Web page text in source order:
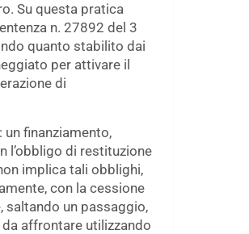
Su questa pratica
n. 27892 del 3
quanto stabilito dai
per attivare il
di
finanziamento,
l’obbligo di restituzione
implica tali obblighi,
con la cessione
saltando un passaggio,
affrontare utilizzando